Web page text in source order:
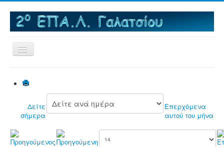
Εναλλαγή
πλοήγησης
MNAE - Μια Νέα Αρχή στα ΕΠΑΛ
Δραστηριότητες
Δείτε
σήμερα
Επερχόμενα
αυτού του μήνα